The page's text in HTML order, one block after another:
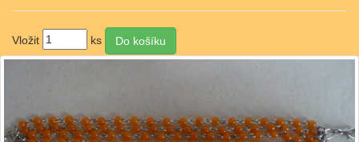
Vložit ks